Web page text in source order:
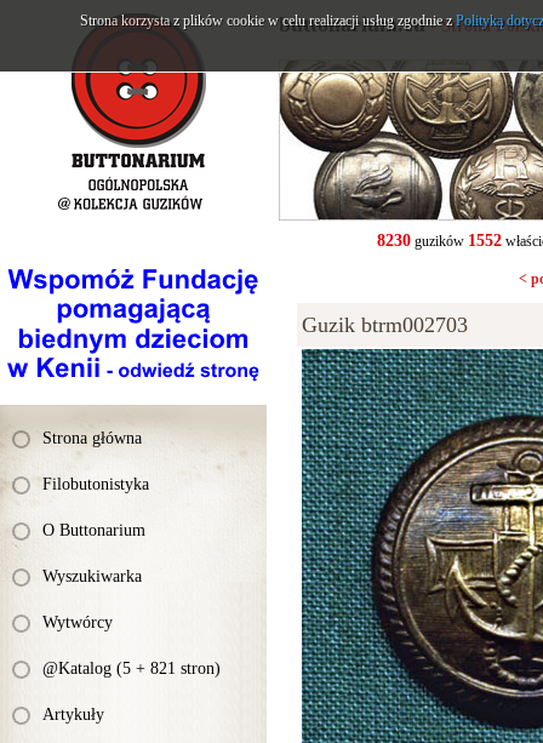
Strona główna
Filobutonistyka
O Buttonarium
Wyszukiwarka
Wytwórcy
@Katalog (5 + 821 stron)
Artykuły
buttonarium.eu- Strona
8230guzików 1552
<
Guzik btrm002703
Strona korzysta z plików cookie w celu realizacji usług zgodnie zPolityką